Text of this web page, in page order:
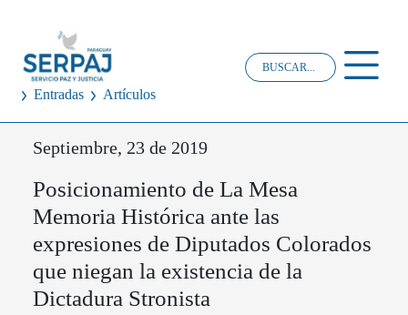
Entradas Artículos
Septiembre, 23 de 2019
Posicionamiento de La Mesa
Memoria Histórica ante las
expresiones de Diputados Colorados
que niegan la existencia de la
Dictadura Stronista